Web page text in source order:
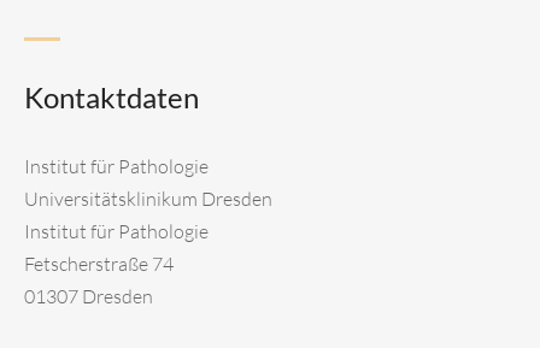
Kontaktdaten
Institut für Pathologie
Universitätsklinikum Dresden
Institut für Pathologie
Fetscherstraße 74
01307 Dresden